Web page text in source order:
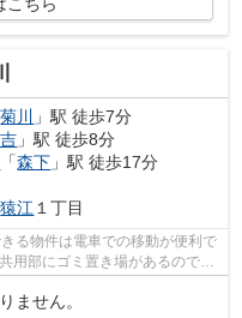
菊川
」駅 徒歩7分
」駅 徒歩8分
「森下 」駅 徒歩17分
猿江１丁目
る物件は電車での移動が便利で
用部にゴミ置き場があるので、
ません。